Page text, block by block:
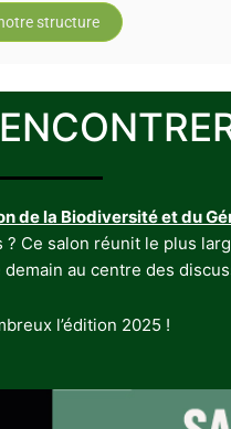
structure
de la Biodiversité et du
Ce salon réunit le plus
au centre des
l’édition 2025 !